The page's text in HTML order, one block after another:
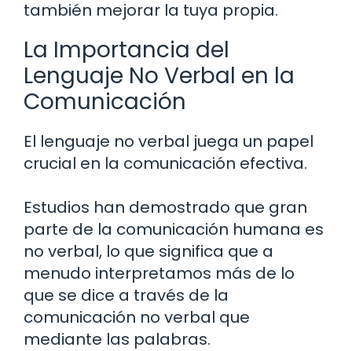
también mejorar la tuya propia.
La Importancia del
Lenguaje No Verbal en la
Comunicación
El lenguaje no verbal juega un papel
crucial en la comunicación efectiva.
Estudios han demostrado que gran
parte de la comunicación humana es
no verbal, lo que significa que a
menudo interpretamos más de lo
que se dice a través de la
comunicación no verbal que
mediante las palabras.